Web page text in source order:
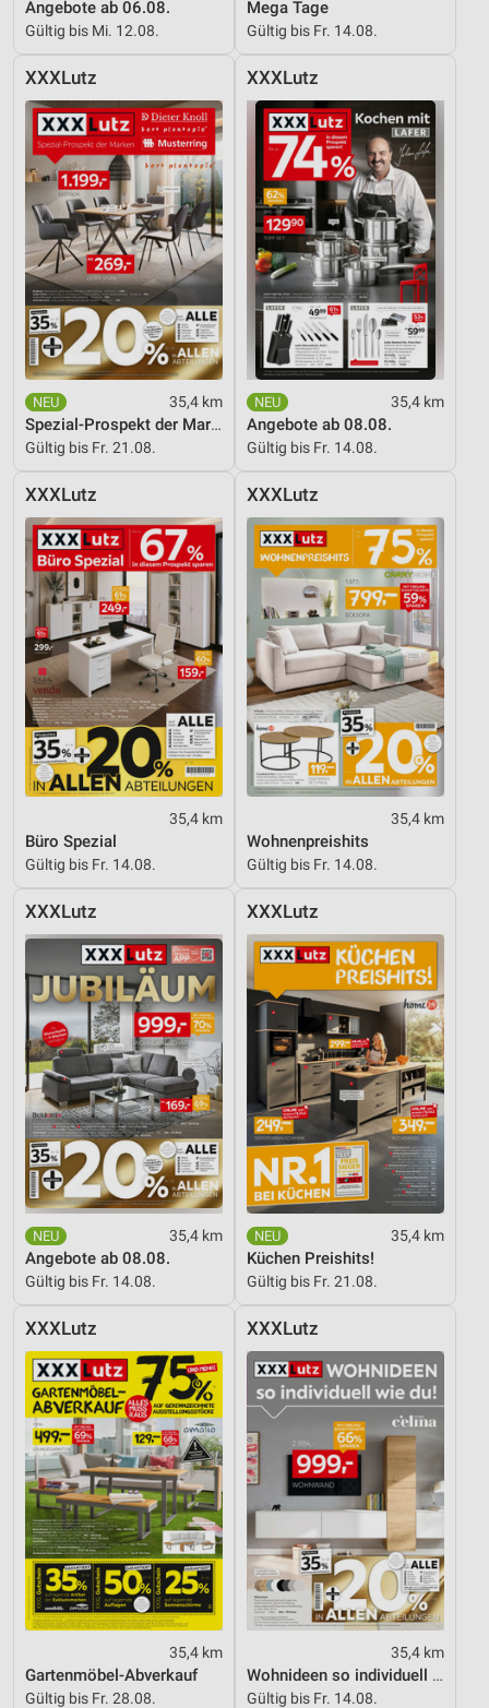
Angebote ab 06.08.
Gültig bis Mi. 12.08.
Mega Tage
Gültig bis Fr. 14.08.
XXXLutz
35,4 km
Spezial-Prospekt der Marken
Gültig bis Fr. 21.08.
XXXLutz
35,4 km
Angebote ab 08.08.
Gültig bis Fr. 14.08.
XXXLutz
35,4 km
Büro Spezial
Gültig bis Fr. 14.08.
XXXLutz
35,4 km
Wohnenpreishits
Gültig bis Fr. 14.08.
XXXLutz
35,4 km
Angebote ab 08.08.
Gültig bis Fr. 14.08.
XXXLutz
35,4 km
Küchen Preishits!
Gültig bis Fr. 21.08.
XXXLutz
35,4 km
Gartenmöbel-Abverkauf
Gültig bis Fr. 28.08.
XXXLutz
35,4 km
Wohnideen so individuell wie du!
Gültig bis Fr. 14.08.
Kombinationen von Daten aus verschiedenen
Quellen
Entwicklung und Verbesserung der Angebote
Verwendung reduzierter Daten zur Auswahl von
Inhalten
IAB-Besonderheiten:
Verwendung genauer Standortdaten
Geräte anhand von aktiv angeforderten
Informationen identifizieren
Nicht-IAB-Verarbeitungszwecke:
Notwendig
Performance
Funktional